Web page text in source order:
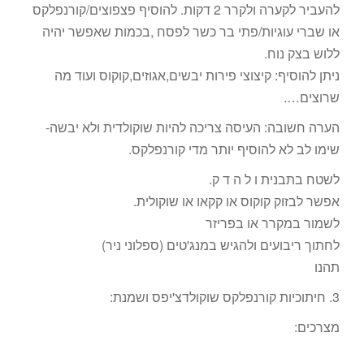
להעביר לקערה ולקרר 2 דקות. להוסיף פצפוצים/קורנפלקס
או שברי עוגיות/פתי בר כשר לפסח ,בכמות שאפשר יהיה
ללוש בצק נוח.
ניתן להוסיף: קיצוצי פירות יבשים,אגוזים,קוקוס ועוד מה
שרוצים….
הערה חשובה: העיסה צריכה להיות שוקולדית ולא יבשה-
שימו לב לא להוסיף יותר מדי קורנפלקס.
לשטח בתבנית ו ל ה ד ק.
אפשר לבזוק קוקוס או קקאו או שוקולית.
לשמור במקרר או בפריזר
לחתוך ריבועים ולהגיש במנג'טים (ספלוני ניר)
תהנו
3. חיתוכיות קורנפלקס שוקולדצ'יפס ושמנת:
מצרכים: